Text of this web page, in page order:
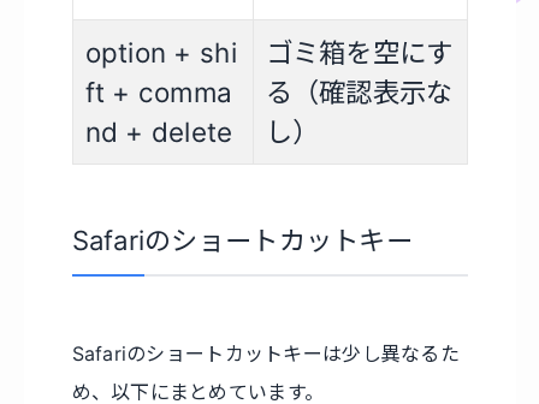
option + shi
ft + comma
nd + delete
ゴミ箱を空にす
る（確認表示な
し）
Safariのショートカットキー
Safariのショートカットキーは少し異なるた
め、以下にまとめています。